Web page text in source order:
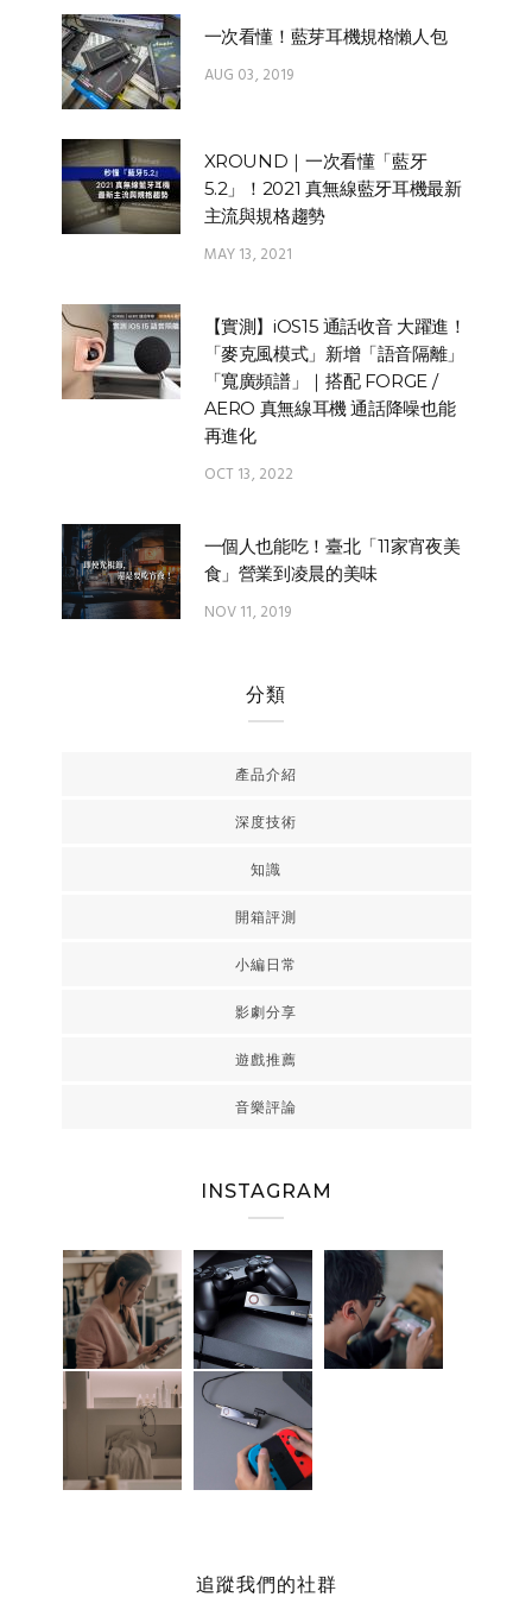
一次看懂！藍芽耳機規格懶人包
AUG 03, 2019
XROUND｜一次看懂「藍牙
5.2」！2021 真無線藍牙耳機最新
主流與規格趨勢
MAY 13, 2021
【實測】iOS15 通話收音 大躍進！
「麥克風模式」新增「語音隔離」
「寬廣頻譜」｜搭配 FORGE /
AERO 真無線耳機 通話降噪也能
再進化
OCT 13, 2022
一個人也能吃！臺北「11家宵夜美
食」營業到凌晨的美味
NOV 11, 2019
分類
產品介紹
深度技術
知識
開箱評測
小編日常
影劇分享
遊戲推薦
音樂評論
INSTAGRAM
追蹤我們的社群